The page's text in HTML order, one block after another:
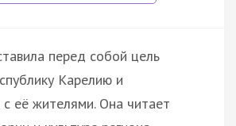
перед собой цель
Карелию и
её жителями. Она читает